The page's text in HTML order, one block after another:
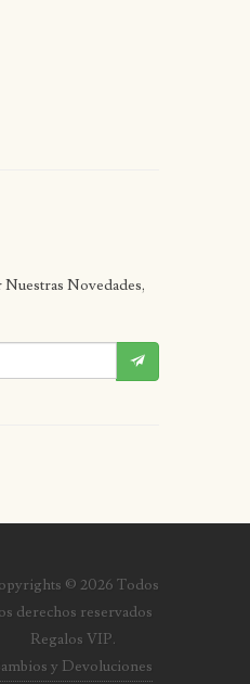
Nuestras Novedades,
© 2026 Todos
derechos reservados
Regalos VIP.
y Devoluciones